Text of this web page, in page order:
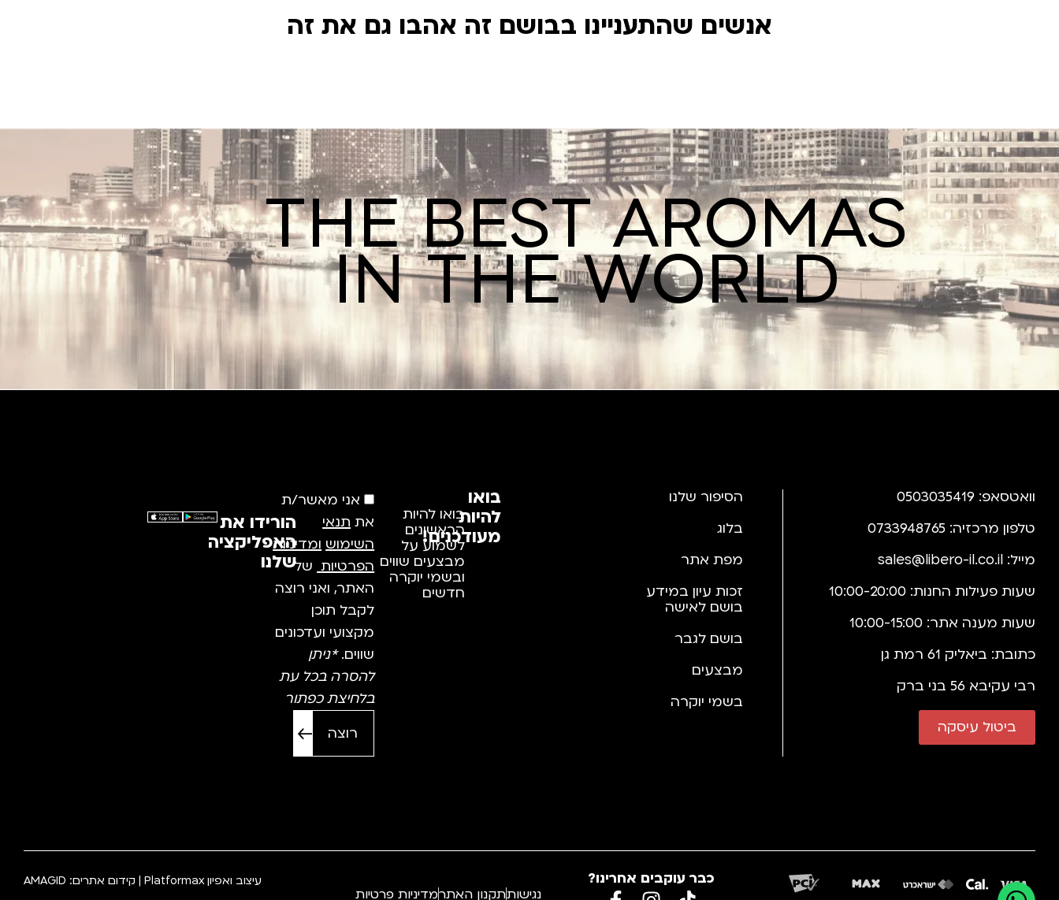
אנשים שהתעניינו בבושם זה אהבו גם את זה
THE BEST AROMAS
IN THE WORLD
וואטסאפ: 0503035419
טלפון מרכזיה: 0733948765
מייל: sales@libero-il.co.il
שעות פעילות החנות: 10:00-20:00
שעות מענה אתר: 10:00-15:00
כתובת: ביאליק 61 רמת גן
רבי עקיבא 56 בני ברק
ביטול עיסקה
הסיפור שלנו
בלוג
מפת אתר
זכות עיון במידע
בושם לאישה
בושם לגבר
מבצעים
בשמי יוקרה
בואו
להיות
מעודכנים!
בואו להיות
הראשונים
לשמוע על
מבצעים שווים
ובשמי יוקרה
חדשים
אני מאשר/ת
אתתנאי
השימוש ומדיניות
הפרטיות של
האתר, ואני רוצה
לקבל תוכן
מקצועי ועדכונים
שווים.*ניתן
להסרה בכל עת
בלחיצת כפתור
הורידו את
האפליקציה
שלנו
כבר עוקבים אחרינו?
נגישותתקנון האתרמדיניות פרטיות
עיצוב ואפיוןPlatformax | קידום אתרים: AMAGID